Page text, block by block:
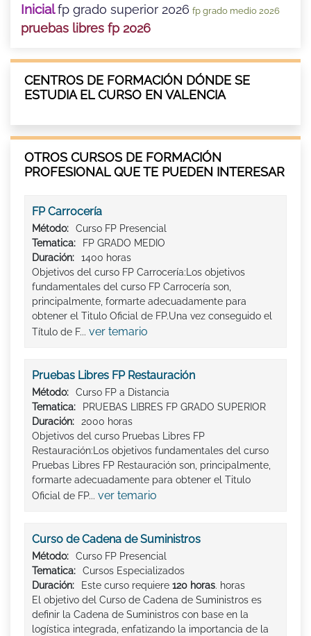
Inicialfp grado superior 2026 fp grado medio 2026
pruebas libres fp 2026
CENTROS DE FORMACIÓN DÓNDE SE
ESTUDIA EL CURSO EN VALENCIA
OTROS CURSOS DE FORMACIÓN
PROFESIONAL QUE TE PUEDEN INTERESAR
FP Carrocería
Método:
Curso FP Presencial
Tematica:
FP GRADO MEDIO
Duración:
1400 horas
Objetivos del curso FP Carrocería:Los objetivos
fundamentales del curso FP Carrocería son,
principalmente, formarte adecuadamente para
obtener el Titulo Oficial de FP.Una vez conseguido el
Título de F... ver temario
Pruebas Libres FP Restauración
Método:
Curso FP a Distancia
Tematica:
PRUEBAS LIBRES FP GRADO SUPERIOR
Duración:
2000 horas
Objetivos del curso Pruebas Libres FP
Restauración:Los objetivos fundamentales del curso
Pruebas Libres FP Restauración son, principalmente,
formarte adecuadamente para obtener el Titulo
Oficial de FP... ver temario
Curso de Cadena de Suministros
Método:
Curso FP Presencial
Tematica:
Cursos Especializados
Duración:
Este curso requiere 120 horas. horas
El objetivo del Curso de Cadena de Suministros es
definir la Cadena de Suministros con base en la
logística integrada, enfatizando la importancia de la